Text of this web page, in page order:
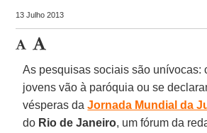
13 Julho 2013
As pesquisas sociais são unívocas:
jovens vão à paróquia ou se
vésperas daJornada Mundial da
do Rio de Janeiro, um fórum da